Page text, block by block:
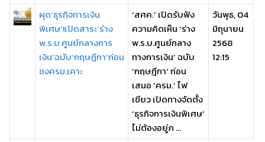
ผุด‘ธุรกิจการเงิน
พิเศษ’!เปิดสาระ‘ร่าง
พ.ร.บ.ศูนย์กลางการ
เงิน’ฉบับ‘กฤษฎีกา’ก่อน
ชงครม.เคาะ
‘สศค.’ เปิดรับฟัง
ความคิดเห็น ‘ร่าง
พ.ร.บ.ศูนย์กลาง
ทางการเงิน’ ฉบับ
‘กฤษฎีกา’ ก่อน
เสนอ ‘ครม.’ ไฟ
เขียว เปิดทางจัดตั้ง
‘ธุรกิจการเงินพิเศษ’
ไม่ต้องอยู่ภ ...
วันพุธ, 04
มิถุนายน
2568
12:15